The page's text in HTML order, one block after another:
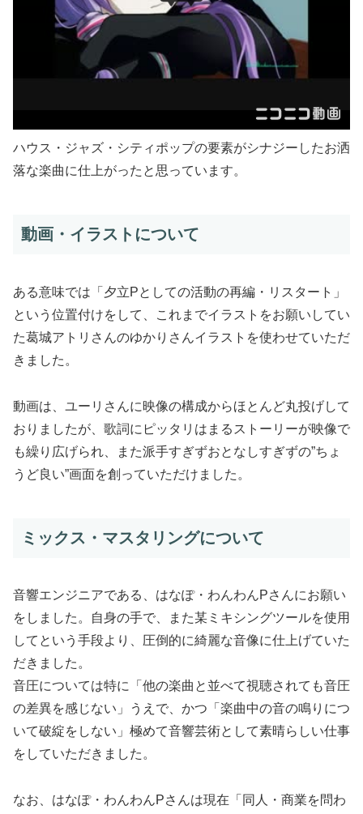
ハウス・ジャズ・シティポップの要素がシナジーしたお洒
落な楽曲に仕上がったと思っています。
動画・イラストについて
ある意味では「夕立Pとしての活動の再編・リスタート」
という位置付けをして、これまでイラストをお願いしてい
た葛城アトリさんのゆかりさんイラストを使わせていただ
きました。
動画は、ユーリさんに映像の構成からほとんど丸投げして
おりましたが、歌詞にピッタリはまるストーリーが映像で
も繰り広げられ、また派手すぎずおとなしすぎずの”ちょ
うど良い”画面を創っていただけました。
ミックス・マスタリングについて
音響エンジニアである、はなぽ・わんわんPさんにお願い
をしました。自身の手で、また某ミキシングツールを使用
してという手段より、圧倒的に綺麗な音像に仕上げていた
だきました。
音圧については特に「他の楽曲と並べて視聴されても音圧
の差異を感じない」うえで、かつ「楽曲中の音の鳴りにつ
いて破綻をしない」極めて音響芸術として素晴らしい仕事
をしていただきました。
なお、はなぽ・わんわんPさんは現在「同人・商業を問わ